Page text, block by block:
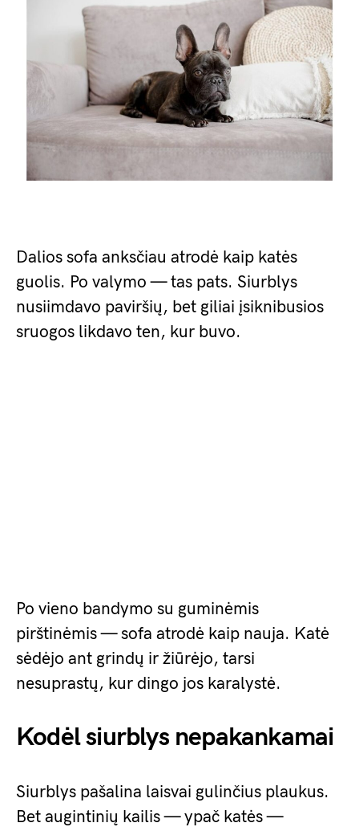
Dalios sofa anksčiau atrodė kaip katės
guolis. Po valymo — tas pats. Siurblys
nusiimdavo paviršių, bet giliai įsiknibusios
sruogos likdavo ten, kur buvo.
Po vieno bandymo su guminėmis
pirštinėmis — sofa atrodė kaip nauja. Katė
sėdėjo ant grindų ir žiūrėjo, tarsi
nesuprastų, kur dingo jos karalystė.
Kodėl siurblys nepakankamai
Siurblys pašalina laisvai gulinčius plaukus.
Bet augintinių kailis — ypač katės —